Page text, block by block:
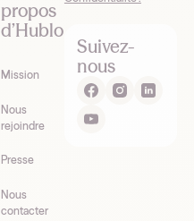
propos
d’Hublo
Mission
Nous
rejoindre
Presse
Nous
contacter
Suivez-
nous